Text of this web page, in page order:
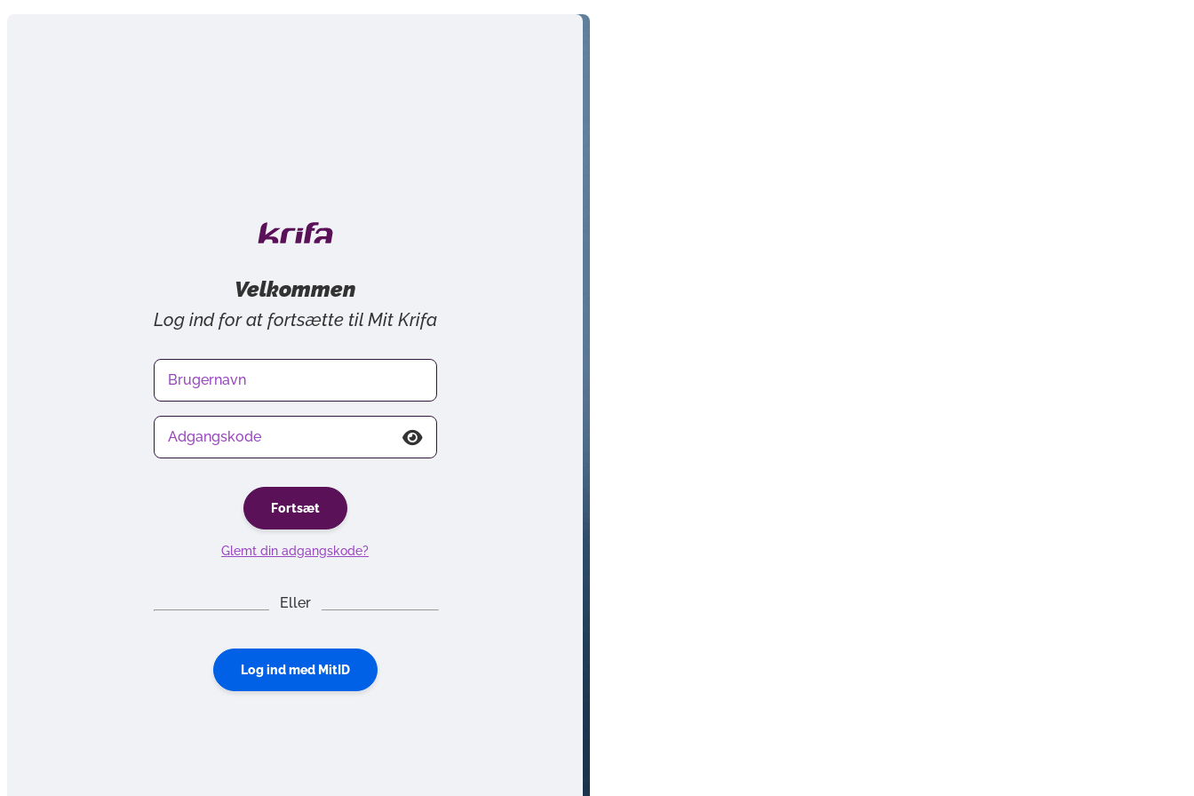
Velkommen
Log ind for at fortsætte til Mit Krifa
Brugernavn
Adgangskode
Fortsæt
Glemt din adgangskode?
Eller
Log ind med MitID